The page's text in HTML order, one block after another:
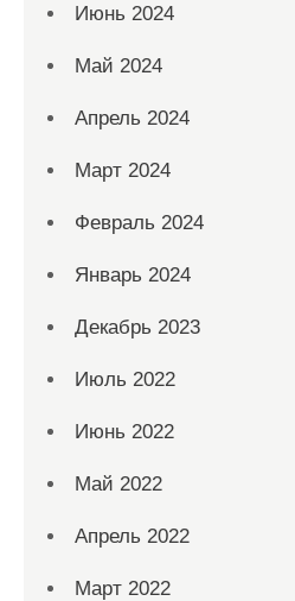
Июнь 2024
Май 2024
Апрель 2024
Март 2024
Февраль 2024
Январь 2024
Декабрь 2023
Июль 2022
Июнь 2022
Май 2022
Апрель 2022
Март 2022